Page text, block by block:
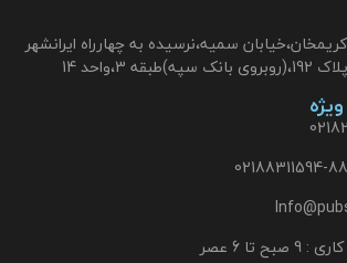
سمیه،نرسیده به چهارراه ایرانشهر
3،واحد 14
02188311594-
تا 6 عصر